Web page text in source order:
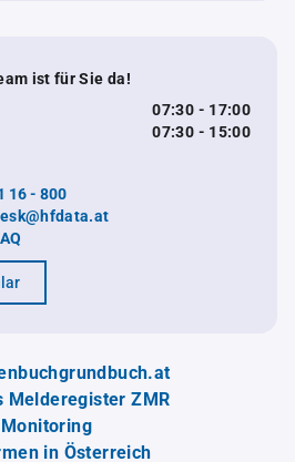
ist für Sie da!
07:30 - 17:00
07:30 - 15:00
16 - 800
Melderegister ZMR
Monitoring
in Österreich